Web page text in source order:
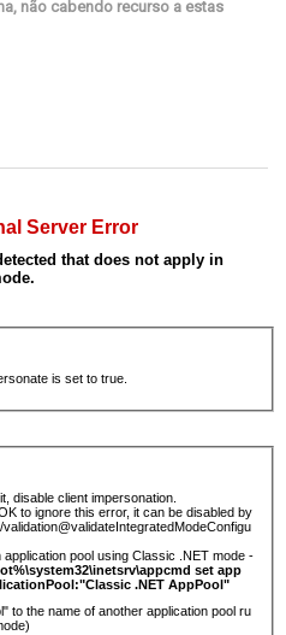
não cabendo recurso a estas